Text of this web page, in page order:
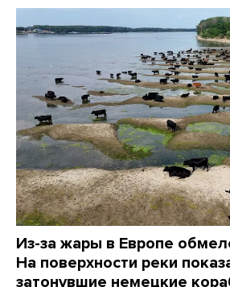
Из-за жары в Европе
На поверхности реки
затонувшие немецкие